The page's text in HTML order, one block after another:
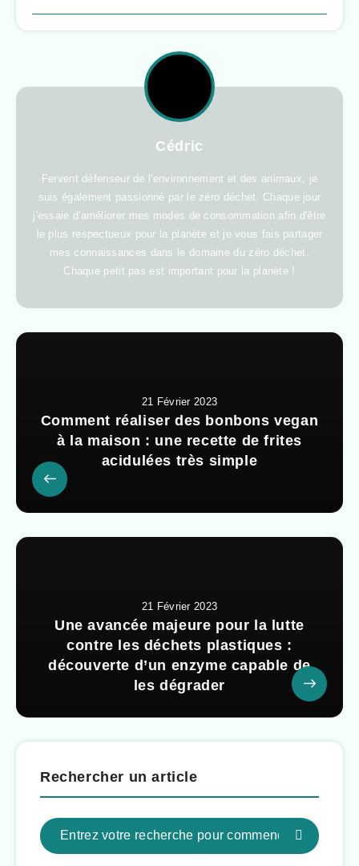
Cédric
Fervent défenseur de l'environnement et des animaux, je
suis également passionné par le zéro déchet. Chaque jour
j'essaie d'améliorer mes modes de consommation afin d'être
le plus respectueux pour la planète et je vous fais partager
mes connaissances dans le domaine du zéro déchet.
Chaque petit pas est important pour la planète !
21 Février 2023
Comment réaliser des bonbons vegan
à la maison : une recette de frites
acidulées très simple
21 Février 2023
Une avancée majeure pour la lutte
contre les déchets plastiques :
découverte d’un enzyme capable de
les dégrader
Rechercher un article